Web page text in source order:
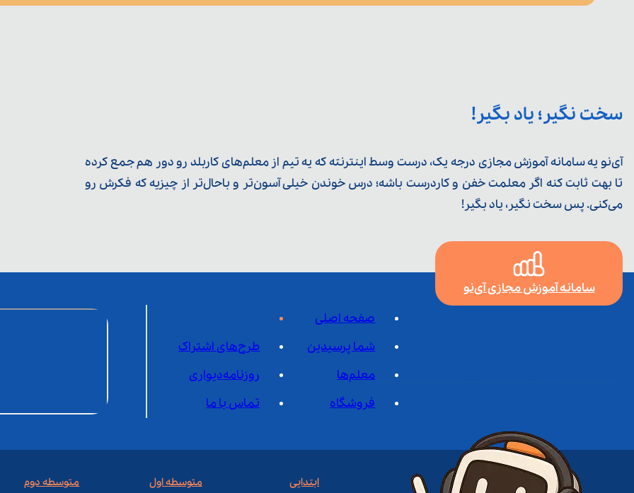
سخت نگیر؛ یاد بگیر!
آی‌نو یه سامانه آموزش مجازی درجه یک، درست وسط اینترنته که یه تیم از معلم‌‌های کاربلد رو دور هم جمع کرده
تا بهت ثابت کنه اگر معلمت خفن و کاردرست باشه؛ درس خوندن خیلی آسون‌تر و باحال‌تر از چیزیه که فکرش رو
می‌کنی. پس سخت نگیر، یاد بگیر!
سامانه آموزش مجازی آی‌نو
صفحه اصلی
شما پرسیدین
طرح‌های اشتراک
معلم‌ها
روزنامه‌دیواری
فروشگاه
تماس با ما
ابتدایی متوسطه اول متوسطه دوم